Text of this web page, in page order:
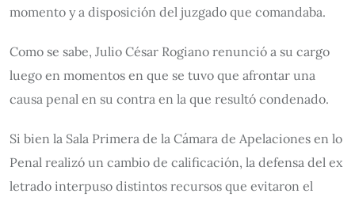
momento y a disposición del juzgado que comandaba.
Como se sabe, Julio César Rogiano renunció a su cargo
luego en momentos en que se tuvo que afrontar una
causa penal en su contra en la que resultó condenado.
Si bien la Sala Primera de la Cámara de Apelaciones en lo
Penal realizó un cambio de calificación, la defensa del ex
letrado interpuso distintos recursos que evitaron el